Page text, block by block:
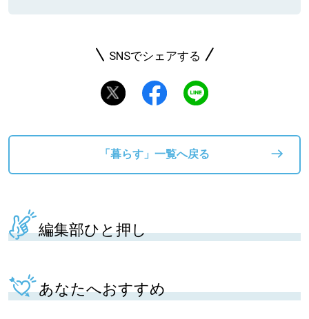
SNSでシェアする
「暮らす」一覧へ戻る
編集部ひと押し
あなたへおすすめ